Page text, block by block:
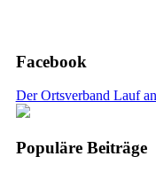
Facebook
Der Ortsverband Lauf
Populäre Beiträge